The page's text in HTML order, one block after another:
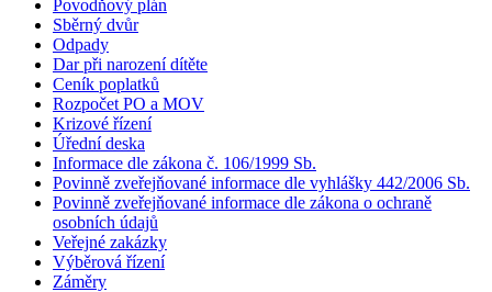
Povodňový plán
Sběrný dvůr
Odpady
Dar při narození dítěte
Ceník poplatků
Rozpočet PO a MOV
Krizové řízení
Úřední deska
Informace dle zákona č. 106/1999 Sb.
Povinně zveřejňované informace dle vyhlášky 442/2006 Sb.
Povinně zveřejňované informace dle zákona o ochraně
osobních údajů
Veřejné zakázky
Výběrová řízení
Záměry